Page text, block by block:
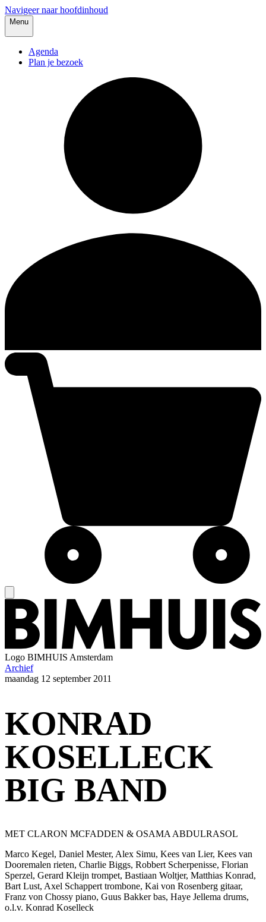
Navigeer naar hoofdinhoud
Menu
Agenda
Plan je bezoek
Logo BIMHUIS Amsterdam
Archief
maandag 12 september 2011
KONRAD
KOSELLECK
BIG BAND
MET CLARON MCFADDEN & OSAMA ABDULRASOL
Marco Kegel, Daniel Mester, Alex Simu, Kees van Lier, Kees van
Dooremalen rieten, Charlie Biggs, Robbert Scherpenisse, Florian
Sperzel, Gerard Kleijn trompet, Bastiaan Woltjer, Matthias Konrad,
Bart Lust, Axel Schappert trombone, Kai von Rosenberg gitaar,
Franz von Chossy piano, Guus Bakker bas, Haye Jellema drums,
o.l.v. Konrad Koselleck